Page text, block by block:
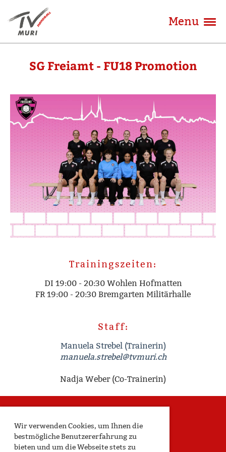
Wir verwenden Cookies, um Ihnen die
bestmögliche Benutzererfahrung zu
bieten und um die Webseite stets zu
Menu
SG Freiamt - FU18 Promotion
Trainingszeiten:
DI 19:00 - 20:30 Wohlen Hofmatten
FR 19:00 - 20:30 Bremgarten Militärhalle
Staff:
Manuela Strebel (Trainerin)
manuela.strebel@tvmuri.ch
Nadja Weber (Co-Trainerin)